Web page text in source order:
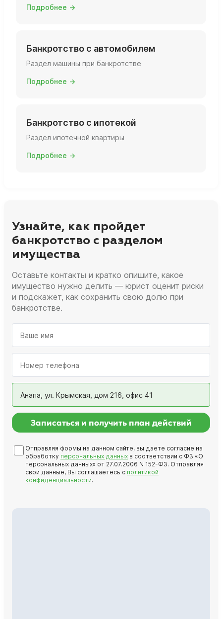
Подробнее →
Банкротство с автомобилем
Раздел машины при банкротстве
Подробнее →
Банкротство с ипотекой
Раздел ипотечной квартиры
Подробнее →
Узнайте, как пройдет
банкротство с разделом
имущества
Оставьте контакты и кратко опишите, какое
имущество нужно делить — юрист оценит риски
и подскажет, как сохранить свою долю при
банкротстве.
Анапа, ул. Крымская, дом 216, офис 41
Записаться и получить план действий
Отправляя формы на данном сайте, вы даете согласие на
обработку персональных данных в соответствии с ФЗ «О
персональных данных» от 27.07.2006 N 152-ФЗ. Отправляя
свои данные, Вы соглашаетесь с политикой
конфиденциальности.